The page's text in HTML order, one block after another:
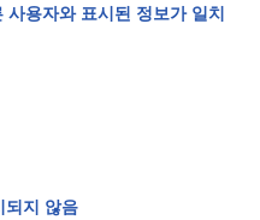
용자와 표시된 정보가 일치
되지 않음